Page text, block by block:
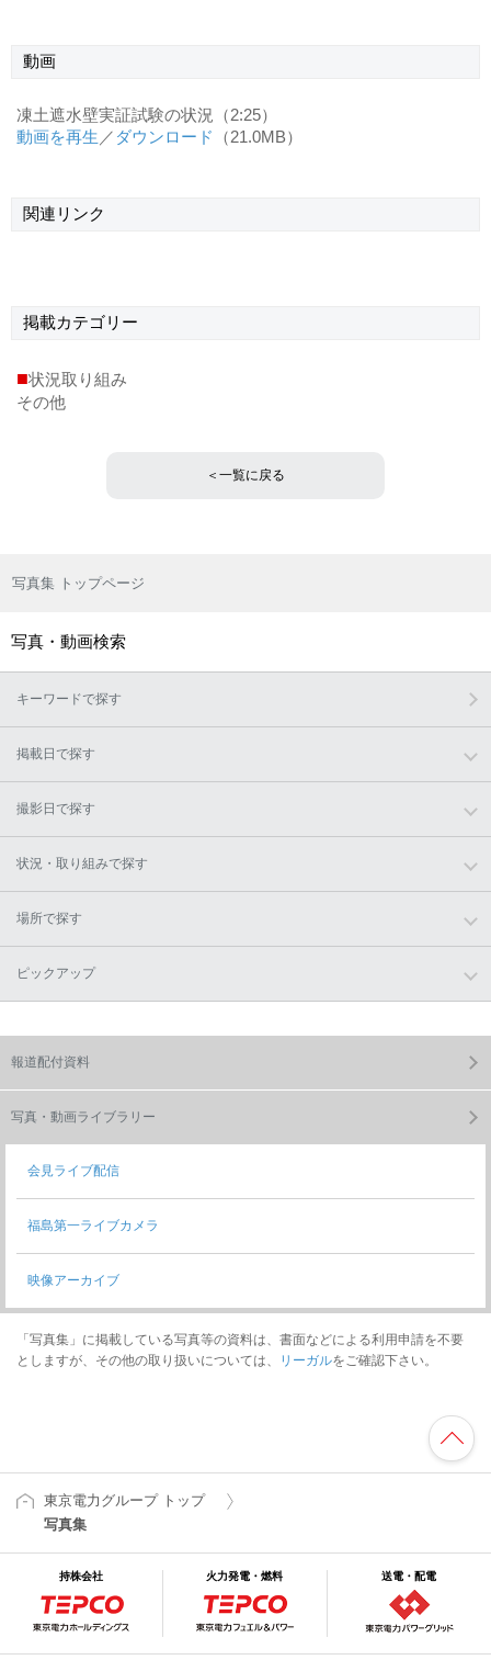
動画
凍土遮水壁実証試験の状況（2:25）
動画を再生 ／ ダウンロード （21.0MB）
関連リンク
掲載カテゴリー
■状況取り組み
その他
＜一覧に戻る
写真集 トップページ
写真・動画検索
キーワードで探す
掲載日で探す
撮影日で探す
状況・取り組みで探す
場所で探す
ピックアップ
報道配付資料
写真・動画ライブラリー
会見ライブ配信
福島第一ライブカメラ
映像アーカイブ
「写真集」に掲載している写真等の資料は、書面などによる利用申請を不要
としますが、その他の取り扱いについては、
リーガルをご確認下さい。
東京電力グループ トップ
写真集
持株会社 火力発電・燃料 送電・配電